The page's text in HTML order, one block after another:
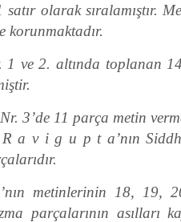
olarak sıralamıştır.
korunmaktadır.
1 ve 2. altında toplanan
3’de 11 parça metin
a v i g u p t a’nın
metinlerinin 18, 19,
parçalarının asılları